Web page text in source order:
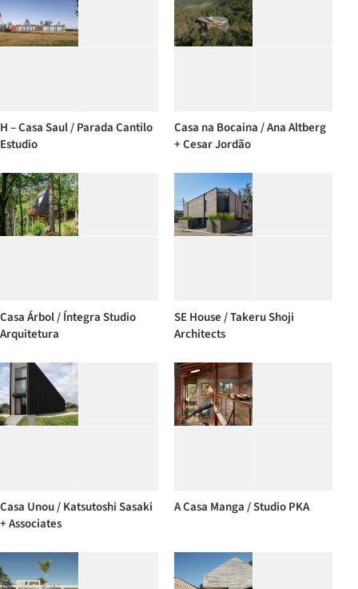
H – Casa Saul / Parada Cantilo
Estudio
Casa na Bocaina / Ana Altberg
+ Cesar Jordão
Casa Árbol / Íntegra Studio
Arquitetura
SE House / Takeru Shoji
Architects
Casa Unou / Katsutoshi Sasaki
+ Associates
A Casa Manga / Studio PKA